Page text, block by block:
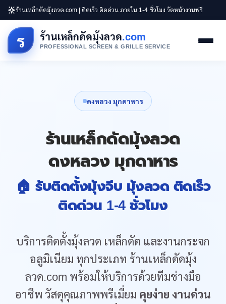
ร้านเหล็กดัดมุ้งลวด.com | ติดเร็ว ติดด่วน ภายใน 1-4 ชั่วโมง วัดหน้างานฟรี
ร ร้านเหล็กดัดมุ้งลวด.com
PROFESSIONAL SCREEN & GRILLE SERVICE
ดงหลวง มุกดาหาร
ร้านเหล็กดัดมุ้งลวด
ดงหลวง มุกดาหาร
🏠 รับติดตั้งมุ้งจีบ มุ้งลวด ติดเร็ว
ติดด่วน 1-4 ชั่วโมง
บริการติดตั้งมุ้งลวด เหล็กดัด และงานกระจก
อลูมิเนียม ทุกประเภท ร้านเหล็กดัดมุ้ง
ลวด.com พร้อมให้บริการด้วยทีมช่างมือ
อาชีพ วัสดุคุณภาพพรีเมี่ยม คุยง่าย งานด่วน